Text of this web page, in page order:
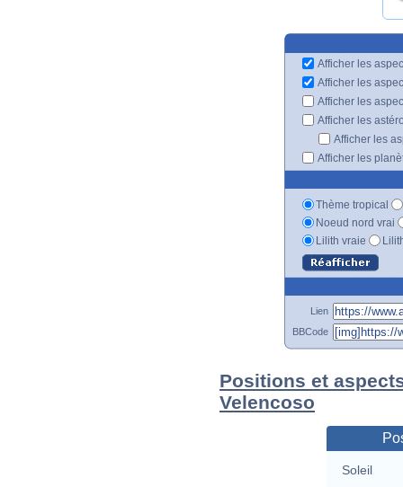
Afficher les
Afficher les
Afficher les
Afficher les
Afficher les
Afficher les
Thème tropical
Noeud nord vrai
Lilith vraie
Lien
BBCode
Positions et
Velencoso
Soleil